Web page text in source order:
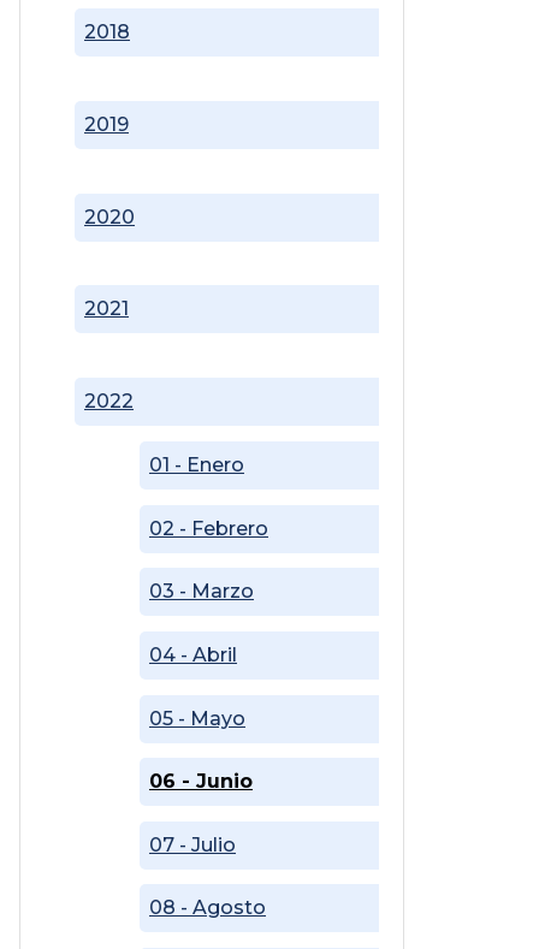
2018
2019
2020
2021
2022
01 - Enero
02 - Febrero
03 - Marzo
04 - Abril
05 - Mayo
06 - Junio
07 - Julio
08 - Agosto